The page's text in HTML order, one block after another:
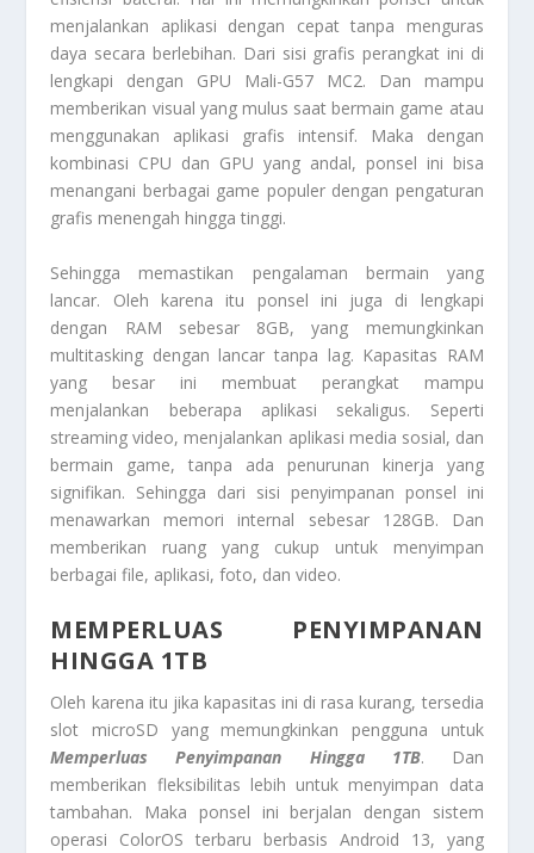
menjalankan aplikasi dengan cepat tanpa menguras
daya secara berlebihan. Dari sisi grafis perangkat ini di
lengkapi dengan GPU Mali-G57 MC2. Dan mampu
memberikan visual yang mulus saat bermain game atau
menggunakan aplikasi grafis intensif. Maka dengan
kombinasi CPU dan GPU yang andal, ponsel ini bisa
menangani berbagai game populer dengan pengaturan
grafis menengah hingga tinggi.
Sehingga memastikan pengalaman bermain yang
lancar. Oleh karena itu ponsel ini juga di lengkapi
dengan RAM sebesar 8GB, yang memungkinkan
multitasking dengan lancar tanpa lag. Kapasitas RAM
yang besar ini membuat perangkat mampu
menjalankan beberapa aplikasi sekaligus. Seperti
streaming video, menjalankan aplikasi media sosial, dan
bermain game, tanpa ada penurunan kinerja yang
signifikan. Sehingga dari sisi penyimpanan ponsel ini
menawarkan memori internal sebesar 128GB. Dan
memberikan ruang yang cukup untuk menyimpan
berbagai file, aplikasi, foto, dan video.
MEMPERLUAS PENYIMPANAN
HINGGA 1TB
Oleh karena itu jika kapasitas ini di rasa kurang, tersedia
slot microSD yang memungkinkan pengguna untuk
Memperluas Penyimpanan Hingga 1TB. Dan
memberikan fleksibilitas lebih untuk menyimpan data
tambahan. Maka ponsel ini berjalan dengan sistem
operasi ColorOS terbaru berbasis Android 13, yang